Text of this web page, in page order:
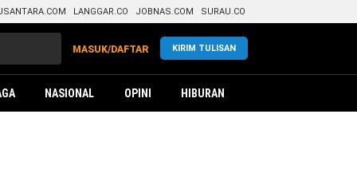
LANGGAR.CO JOBNAS.COM SURAU.CO
KIRIM TULISAN
MASUK/DAFTAR
NASIONAL OPINI HIBURAN